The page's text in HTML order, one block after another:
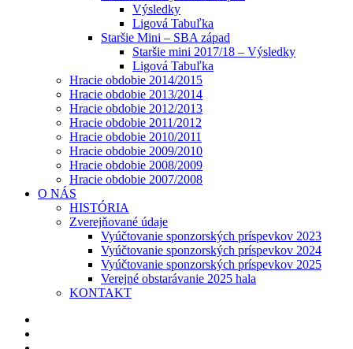
Výsledky
Ligová Tabuľka
Staršie Mini – SBA západ
Staršie mini 2017/18 – Výsledky
Ligová Tabuľka
Hracie obdobie 2014/2015
Hracie obdobie 2013/2014
Hracie obdobie 2012/2013
Hracie obdobie 2011/2012
Hracie obdobie 2010/2011
Hracie obdobie 2009/2010
Hracie obdobie 2008/2009
Hracie obdobie 2007/2008
O NÁS
HISTÓRIA
Zverejňované údaje
Vyúčtovanie sponzorských príspevkov 2023
Vyúčtovanie sponzorských príspevkov 2024
Vyúčtovanie sponzorských príspevkov 2025
Verejné obstarávanie 2025 hala
KONTAKT